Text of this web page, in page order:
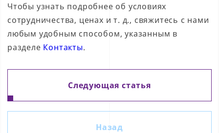
Чтобы узнать подробнее об условиях
сотрудничества, ценах и т. д., свяжитесь с нами
любым удобным способом, указанным в
разделе Контакты.
Назад
Следующая статья